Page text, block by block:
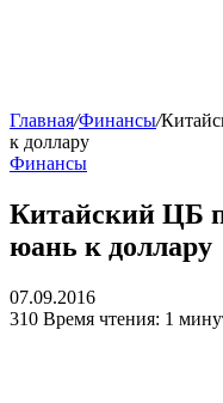
Главная/Финансы/
к доллару
Финансы
Китайский ЦБ
юань к доллару
07.09.2016
310 Время чтения: 1